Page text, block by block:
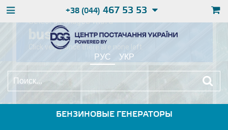
+38 (044) 467 53 53
РУС УКР
БЕНЗИНОВЫЕ ГЕНЕРАТОРЫ